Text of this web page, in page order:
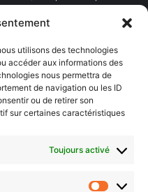
utilisons des technologies
accéder aux informations des
nous permettra de
de navigation ou les ID
ou de retirer son
sur certaines caractéristiques
Toujours activé
ou hebdo ?